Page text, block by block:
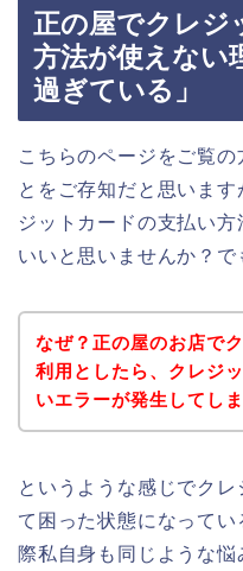
正の屋でクレジ
方法が使えない
過ぎている」
こちらのページをご覧
とをご存知だと思いま
ジットカードの支払い
いいと思いませんか？で
なぜ？正の屋のお店で
利用としたら、クレジ
いエラーが発生してし
というような感じでク
て困った状態になって
際私自身も同じような悩